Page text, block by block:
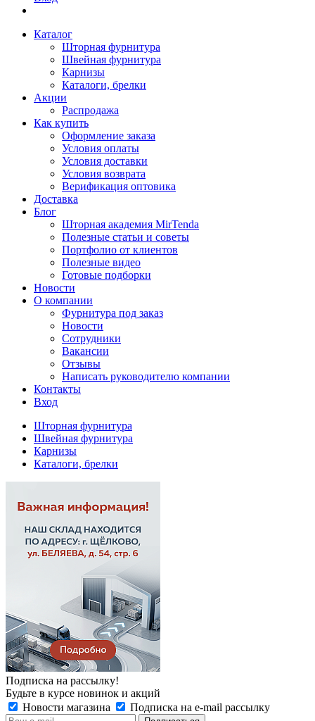
Каталог
Шторная фурнитура
Швейная фурнитура
Карнизы
Каталоги, брелки
Акции
Распродажа
Как купить
Оформление заказа
Условия оплаты
Условия доставки
Условия возврата
Верификация оптовика
Доставка
Блог
Шторная академия MirTenda
Полезные статьи и советы
Портфолио от клиентов
Полезные видео
Готовые подборки
Новости
О компании
Фурнитура под заказ
Новости
Сотрудники
Вакансии
Отзывы
Написать руководителю компании
Контакты
Вход
Шторная фурнитура
Швейная фурнитура
Карнизы
Каталоги, брелки
Подписка на рассылку!
Будьте в курсе новинок и акций
Новости магазина
Подписка на e-mail рассылку